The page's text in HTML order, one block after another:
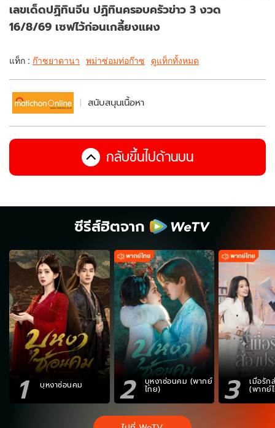
เลขเด็ดปฏิทินจีน ปฏิทินครอบครัวข่าว 3 งวด
16/8/69 เซฟไว้ก่อนเกลี้ยงแผง
แท็ก : ก๊าซยาดานา พม่าซ่อมท่อก๊าซ ดูแท็กทั้งหมด
สนับสนุนเนื้อหา
กลับขึ้นไปด้านบน
ซีรีส์ฮิตจาก
1 บุหงาซ่อนคม 2 บุหงาซ่อนคม (พากย์
ไทย) 3 เมื่อรัก
(พากย์